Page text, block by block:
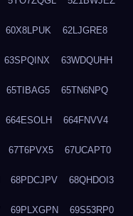
60X8LPUK 62LJGRE8
63SPQINX 63WDQUHH
65TIBAG5 65TN6NPQ
664ESOLH 664FNVV4
67T6PVX5 67UCAPT0
68PDCJPV 68QHDOI3
69PLXGPN 69S53RP0